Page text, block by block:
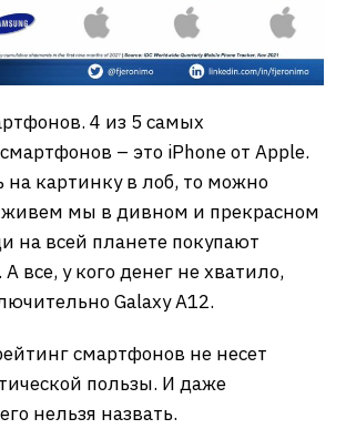
4 из 5 самых
– это iPhone от Apple.
на картинку в лоб, то можно
живем мы в дивном и прекрасном
на всей планете покупают
все, у кого денег не хватило,
Galaxy A12.
смартфонов не несет
пользы. И даже
нельзя назвать.